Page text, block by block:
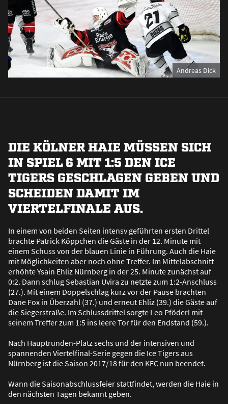
Andreas Dick
DIE KÖLNER HAIE MÜSSEN SICH
IN SPIEL 6 MIT 1:5 DEN ICE
TIGERS GESCHLAGEN GEBEN UND
SCHEIDEN DAMIT IM
VIERTELFINALE AUS.
In einem von beiden Seiten intensv geführten ersten Drittel
brachte Patrick Köppchen die Gäste in der 12. Minute mit
einem Schuss von der blauen Linie in Führung. Auch die Haie
mit Möglichkeiten aber noch ohne Treffer. Im Mittelabschnitt
erhöhte Ysain Ehliz Nürnberg in der 25. Minute zunächst auf
0:2. Dann schlug Sebastian Uvira zu netzte zum 1:2-Anschluss
(27.). Mit einem Doppelschlag kurz vor der Pause brachten
Dane Fox in Überzahl (37.) und erneut Ehliz (39.) die Gäste auf
die Siegerstraße. Im Schlussdrittel sorgte Leo Pföderl mit
seinem Treffer zum 1:5 ins leere Tor für den Endstand (59.).
Nach Hauptrunden-Platz sechs und der intensiven und
spannenden Viertelfinal-Serie gegen die Ice Tigers aus
Nürnberg ist die Saison 2017/18 für den KEC nun beendet.
Wann die Saisonabschlussfeier stattfindet, werden die Haie in
den nächsten Tagen bekannt geben.